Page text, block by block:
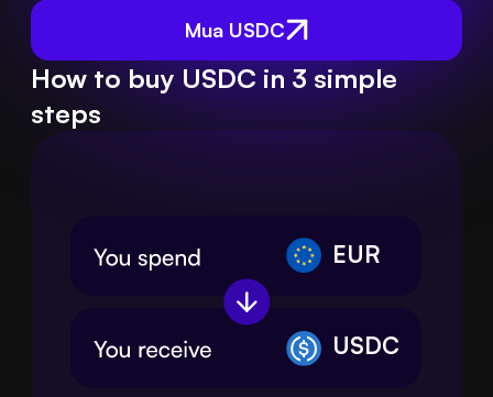
Mua USDC
How to buy USDC in 3 simple
steps
EUR
USDC